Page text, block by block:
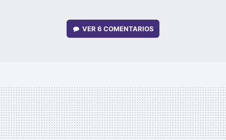
VER 6 COMENTARIOS